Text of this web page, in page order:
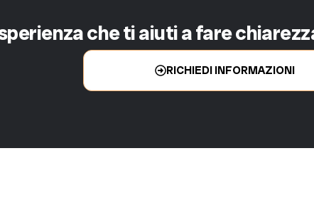
che ti aiuti a fare
RICHIEDI INFORMAZIONI